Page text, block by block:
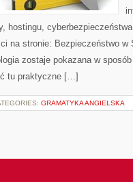
hostingu,
na stronie: Bezpieczeństwo
zostaje pokazana w
tu praktyczne […]
GRAMATYKA ANGIELSKA